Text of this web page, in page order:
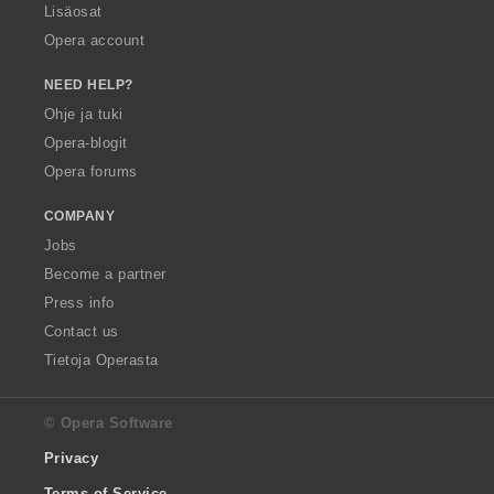
Lisäosat
Opera account
NEED HELP?
Ohje ja tuki
Opera-blogit
Opera forums
COMPANY
Jobs
Become a partner
Press info
Contact us
Tietoja Operasta
© Opera Software
Privacy